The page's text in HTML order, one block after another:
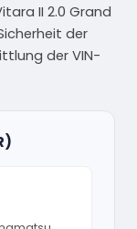
II 2.0 Grand
der
der VIN-